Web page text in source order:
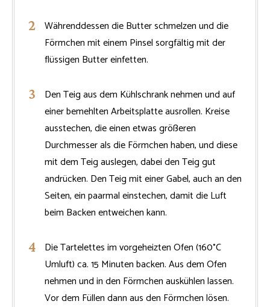
Währenddessen die Butter schmelzen und die
Förmchen mit einem Pinsel sorgfältig mit der
flüssigen Butter einfetten.
Den Teig aus dem Kühlschrank nehmen und auf
einer bemehlten Arbeitsplatte ausrollen. Kreise
ausstechen, die einen etwas größeren
Durchmesser als die Förmchen haben, und diese
mit dem Teig auslegen, dabei den Teig gut
andrücken. Den Teig mit einer Gabel, auch an den
Seiten, ein paarmal einstechen, damit die Luft
beim Backen entweichen kann.
Die Tartelettes im vorgeheizten Ofen (160°C
Umluft) ca. 15 Minuten backen. Aus dem Ofen
nehmen und in den Förmchen auskühlen lassen.
Vor dem Füllen dann aus den Förmchen lösen.